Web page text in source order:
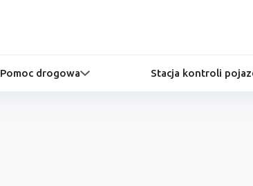
Pomoc drogowa Stacja kontroli